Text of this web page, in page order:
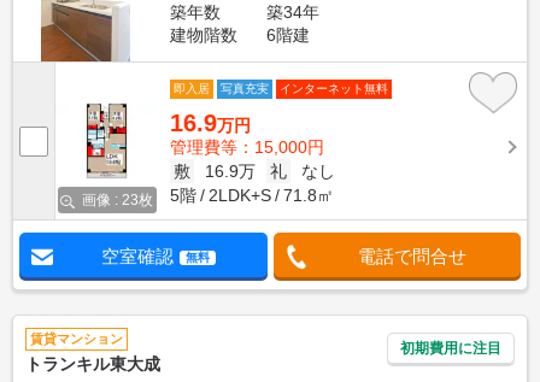
築年数
築34年
建物階数
6階建
画像 : 23枚
即入居 写真充実 インターネット無料
16.9万円
管理費等：15,000円
敷
16.9万 礼
なし
5階
2LDK+S 71.8㎡
空室確認 無料 電話で問合せ
賃貸マンション
トランキル東大成
初期費用に注目